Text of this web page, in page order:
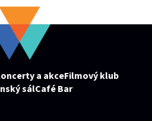
a akceFilmový klub
sálCafé Bar